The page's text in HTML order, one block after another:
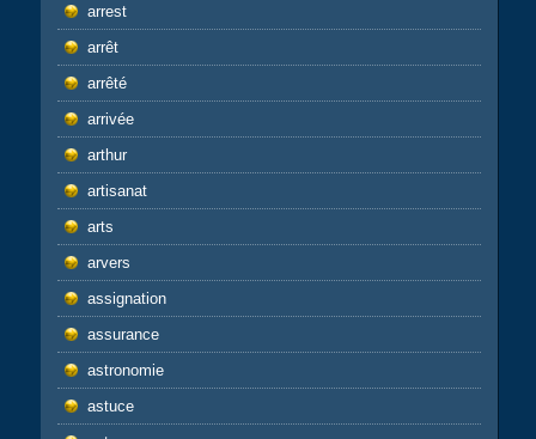
arrest
arrêt
arrêté
arrivée
arthur
artisanat
arts
arvers
assignation
assurance
astronomie
astuce